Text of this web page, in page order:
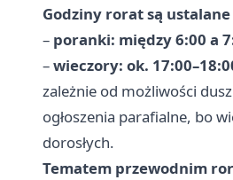
Godziny rorat są
– poranki: między 6:00 a
–wieczory: ok.
zależnie od możliwości
ogłoszenia parafialne, bo
dorosłych.
Tematem przewodnim